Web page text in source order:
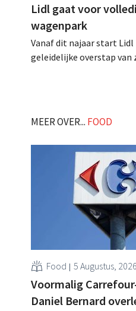
Lidl gaat voor
wagenpark
Vanaf dit najaar start Lidl
geleidelijke overstap van
Zero 2050". .
MEER OVER... FOOD
Food 5 Augustus, 2026
Voormalig
Daniel Bernard